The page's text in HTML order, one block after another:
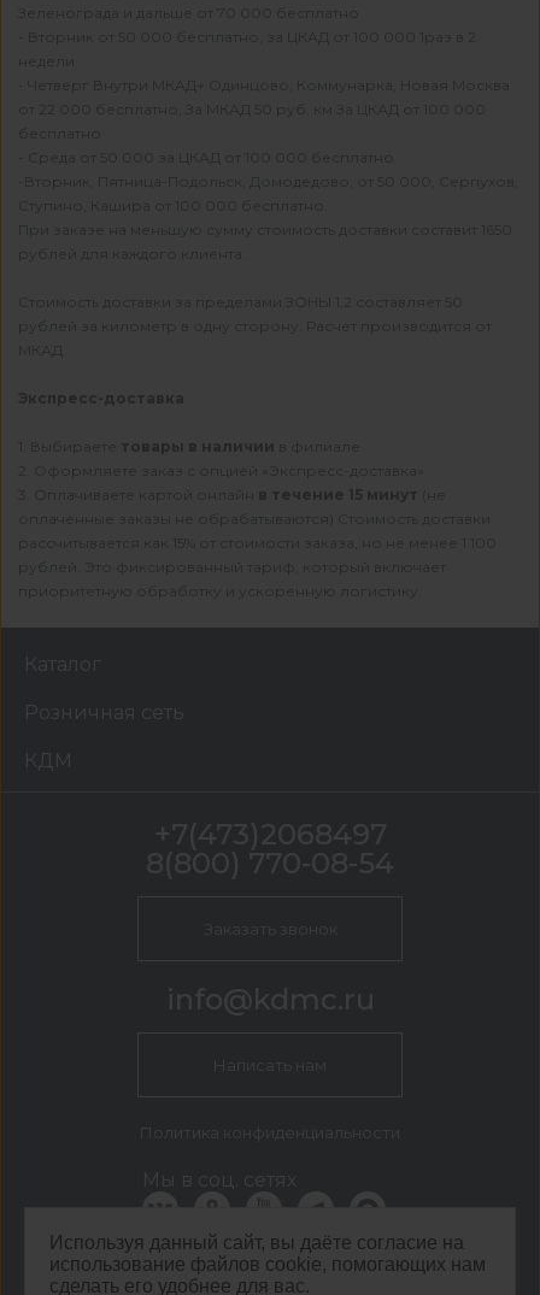
Зеленограда и дальше от 70 000 бесплатно
- Вторник от 50 000 бесплатно, за ЦКАД от 100 000 1раз в 2
недели
- Четверг Внутри МКАД+ Одинцово, Коммунарка, Новая Москва
от 22 000 бесплатно, За МКАД 50 руб. км За ЦКАД от 100 000
бесплатно
- Среда от 50 000 за ЦКАД от 100 000 бесплатно
-Вторник, Пятница-Подольск, Домодедово, от 50 000, Серпухов,
Ступино, Кашира от 100 000 бесплатно.
При заказе на меньшую сумму стоимость доставки составит 1650
рублей для каждого клиента.
Стоимость доставки за пределами ЗОНЫ 1,2 составляет 50
рублей за километр в одну сторону. Расчет производится от
МКАД
Экспресс-доставка
1. Выбираете товары в наличии в филиале
2. Оформляете заказ с опцией «Экспресс-доставка»
3. Оплачиваете картой онлайн в течение 15 минут (не
оплаченные заказы не обрабатываются) Стоимость доставки
рассчитывается как 15% от стоимости заказа, но не менее 1 100
рублей. Это фиксированный тариф, который включает
приоритетную обработку и ускоренную логистику.
Используя данный сайт, вы даёте согласие на
использование файлов cookie, помогающих нам
сделать его удобнее для вас.
Каталог
Розничная сеть
КДМ
КДМ Воронеж
+7(473)2068497
8(800) 770-08-54
Заказать звонок
info@kdmc.ru
Написать нам
Политика конфиденциальности
Мы в соц. сетях